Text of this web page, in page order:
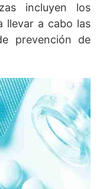
incluyen los
llevar a cabo las
prevención de